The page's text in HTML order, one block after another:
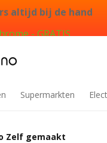
altijd bij de hand
- GRATIS
Supermarkten
Zelf gemaakt